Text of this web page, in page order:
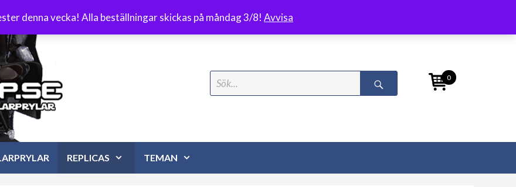
denna vecka! Alla beställningar skickas på måndag 3/8! Avvisa
Frakt 89 kr
Search
for:
0
REPLICAS TEMAN